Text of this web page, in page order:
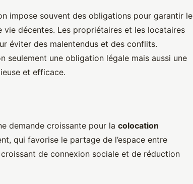
impose souvent des obligations pour garantir le
décentes. Les propriétaires et les locataires
éviter des malentendus et des conflits.
seulement une obligation légale mais aussi une
et efficace.
demande croissante pour la colocation
qui favorise le partage de l’espace entre
de connexion sociale et de réduction